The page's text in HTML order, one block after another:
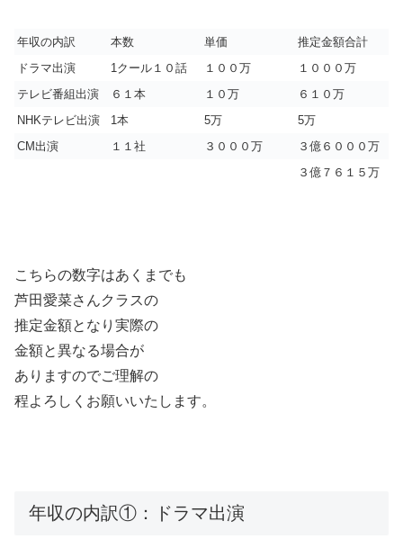
年収の内訳 本数 単価
推定金額合計
ドラマ出演
1クール１０話 １００万
１０００万
テレビ番組出演
６１本 １０万
６１０万
NHKテレビ出演
1本 5万
5万
CM出演
１１社 ３０００万
３億６０００万
３億７６１５万
こちらの数字はあくまでも
芦田愛菜さんクラスの
推定金額となり実際の
金額と異なる場合が
ありますのでご理解の
程よろしくお願いいたします。
年収の内訳①：ドラマ出演